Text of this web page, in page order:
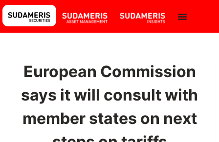
European Commission
says it will consult with
member states on next